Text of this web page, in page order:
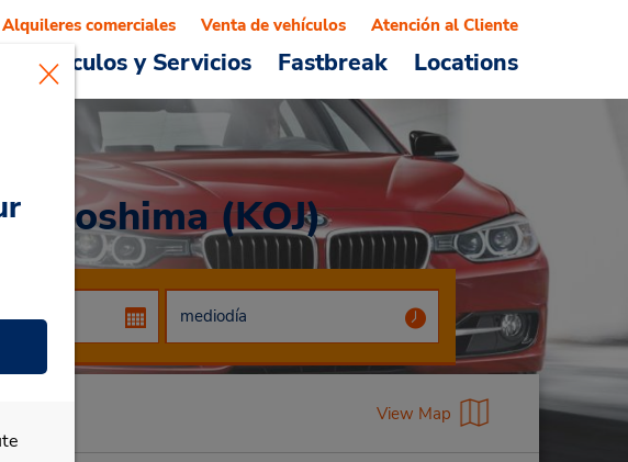
Vehículos y Servicios Fastbreak Locations
Alquileres comerciales Venta de vehículos Atención al Cliente
(KOJ)
View Map